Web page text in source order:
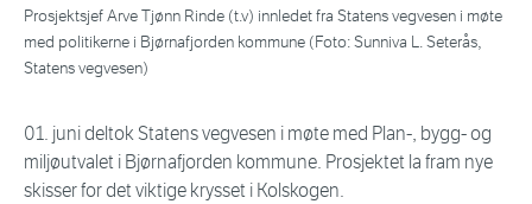
Prosjektsjef Arve Tjønn Rinde (t.v) innledet fra Statens vegvesen i møte
med politikerne i Bjørnafjorden kommune (Foto: Sunniva L. Seterås,
Statens vegvesen)
01. juni deltok Statens vegvesen i møte med Plan-, bygg- og
miljøutvalet i Bjørnafjorden kommune. Prosjektet la fram nye
skisser for det viktige krysset i Kolskogen.